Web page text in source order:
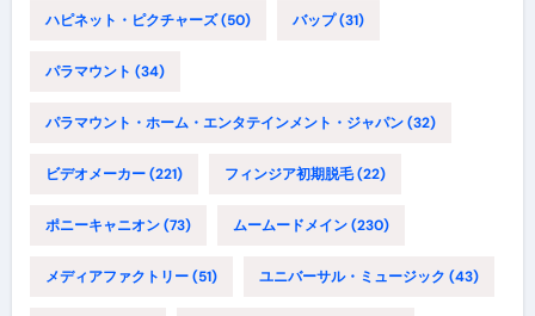
ハピネット・ピクチャーズ(50) バップ(31)
パラマウント (34)
パラマウント・ホーム・エンタテインメント・ジャパン(32)
ビデオメーカー(221) フィンジア初期脱毛(22)
ポニーキャニオン(73) ムームードメイン(230)
メディアファクトリー(51) ユニバーサル・ミュージック (43)